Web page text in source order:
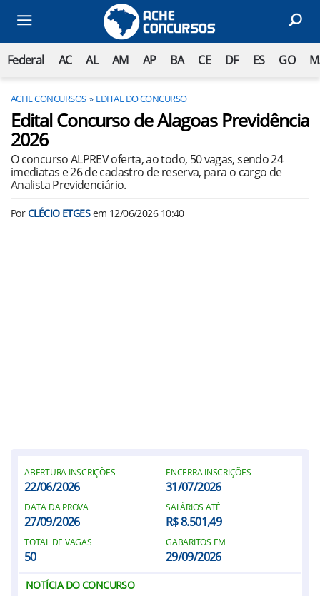
Federal AC AL AM AP BA CE DF ES GO
ACHE CONCURSOS EDITAL DO CONCURSO
Edital Concurso de Alagoas Previdência
2026
O concurso ALPREV oferta, ao todo, 50 vagas, sendo 24
imediatas e 26 de cadastro de reserva, para o cargo de
Analista Previdenciário.
PorCLÉCIO ETGESem 12/06/2026 10:40
ABERTURA INSCRIÇÕES
22/06/2026
ENCERRA INSCRIÇÕES
31/07/2026
DATA DA PROVA
27/09/2026
SALÁRIOS ATÉ
R$ 8.501,49
TOTAL DE VAGAS
50
GABARITOS EM
29/09/2026
NOTÍCIA DO CONCURSO